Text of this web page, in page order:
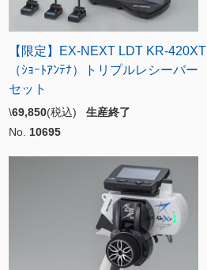
【限定】EX-NEXT LDT KR-420XT
（ｼｮｰﾄｱﾝﾃﾅ）トリプルレシーバー
セット
\69,850(税込) 生産終了
No. 10695